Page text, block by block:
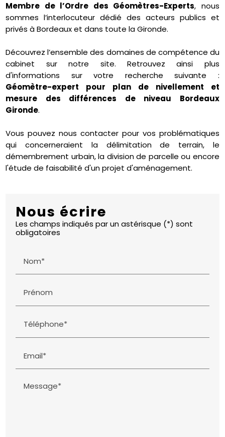
Membre de l’Ordre des Géomètres-Experts, nous
sommes l’interlocuteur dédié des acteurs publics et
privés à Bordeaux et dans toute la Gironde.
Découvrez l’ensemble des domaines de compétence du
cabinet sur notre site. Retrouvez ainsi plus
d'informations sur votre recherche suivante :
Géomètre-expert pour plan de nivellement et
mesure des différences de niveau Bordeaux
Gironde.
Vous pouvez nous contacter pour vos problématiques
qui concerneraient la délimitation de terrain, le
démembrement urbain, la division de parcelle ou encore
l'étude de faisabilité d'un projet d'aménagement.
Nous écrire
Les champs indiqués par un astérisque (*) sont
obligatoires
Nom*
Prénom
Téléphone*
Email*
Message*